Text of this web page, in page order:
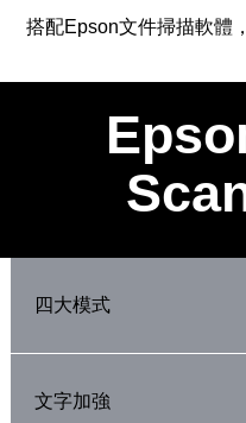
搭配Epson文件掃描軟體
四大模式
四大模式*
文字加強